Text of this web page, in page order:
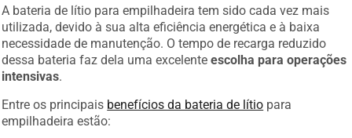
A bateria de lítio para empilhadeira tem sido cada vez mais
utilizada, devido à sua alta eficiência energética e à baixa
necessidade de manutenção. O tempo de recarga reduzido
dessa bateria faz dela uma excelenteescolha para operações
intensivas
Entre os principais benefícios da bateria de lítio para
empilhadeira estão: